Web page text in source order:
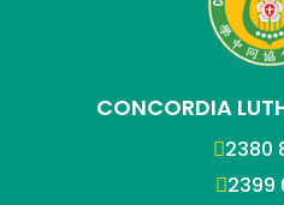
CONCORDIA
2380
2399